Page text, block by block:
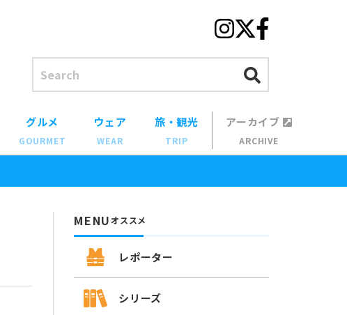
グルメ
GOURMET
ウェア
WEAR
旅・観光
TRIP
アーカイブ
ARCHIVE
MENUオススメ
レポーター
シリーズ